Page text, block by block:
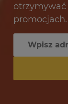
promocjach.